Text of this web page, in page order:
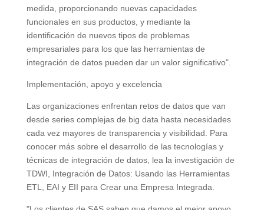
medida, proporcionando nuevas capacidades
funcionales en sus productos, y mediante la
identificación de nuevos tipos de problemas
empresariales para los que las herramientas de
integración de datos pueden dar un valor significativo".
Implementación, apoyo y excelencia
Las organizaciones enfrentan retos de datos que van
desde series complejas de big data hasta necesidades
cada vez mayores de transparencia y visibilidad. Para
conocer más sobre el desarrollo de las tecnologías y
técnicas de integración de datos, lea la investigación de
TDWI, Integración de Datos: Usando las Herramientas
ETL, EAI y EII para Crear una Empresa Integrada.